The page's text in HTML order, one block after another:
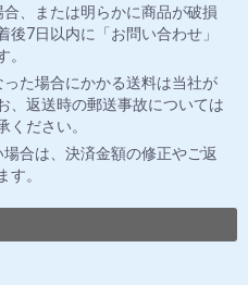
、または明らかに商品が破損
後7日以内に「お問い合わせ」
。
た場合にかかる送料は当社が
、返送時の郵送事故については
ください。
合は、決済金額の修正やご返
す。